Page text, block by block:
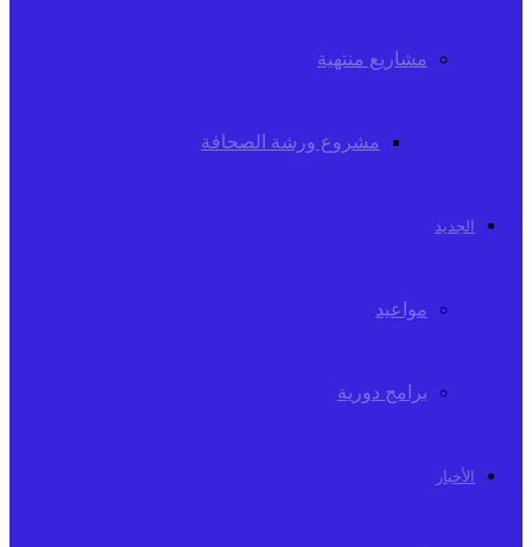
مشاريع منتهية
مشروع ورشة الصحافة
الجديد
مواعيد
برامج دورية
الأخبار